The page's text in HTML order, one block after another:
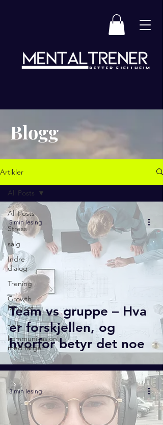
Blogg
Artikler
All Posts
Stress
salg
Indre
dialog
Trening
Growth
Mindset
JUL
kommunikasjon
med farger
All Posts
Team vs gruppe – Hva
er forskjellen, og
hvorfor betyr det noe
5 min lesing
3 min lesing